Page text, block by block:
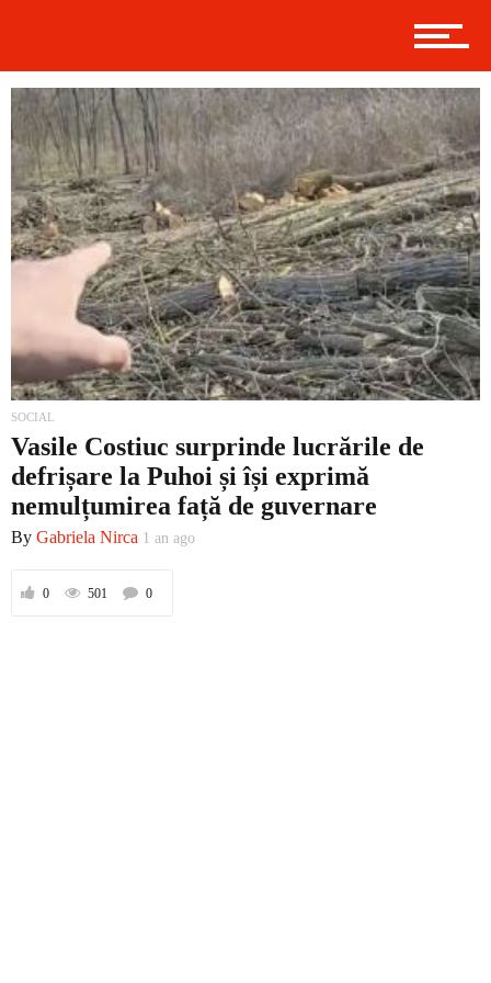
Politică
Externe
Economic
Contact
SOCIAL
Vasile Costiuc surprinde lucrările de
defrișare la Puhoi și își exprimă
nemulțumirea față de guvernare
By Gabriela Nirca 1 an ago
0 501 0